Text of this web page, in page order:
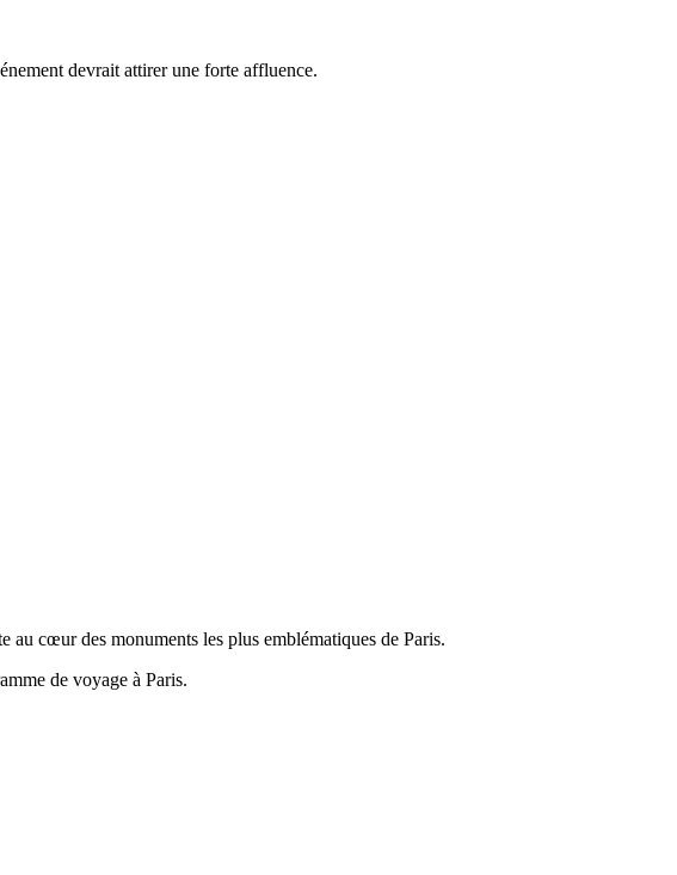
devrait attirer une forte affluence.
au cœur des monuments les plus emblématiques de Paris.
de voyage à Paris.